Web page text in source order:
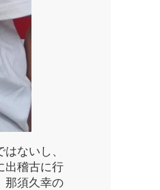
ないし、
出稽古に行
那須久幸の